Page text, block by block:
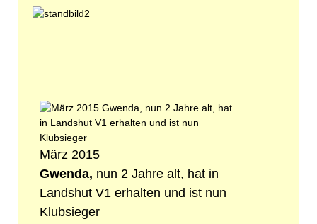
März 2015
Gwenda, nun 2 Jahre alt, hat in
Landshut V1 erhalten und ist nun
Klubsieger